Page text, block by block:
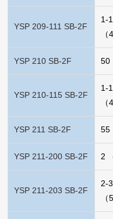
YSP 209-111 SB-2F
1-
YSP 210 SB-2F 50
YSP 210-115 SB-2F
1-
YSP 211 SB-2F 55
YSP 211-200 SB-2F 2
YSP 211-203 SB-2F
2-